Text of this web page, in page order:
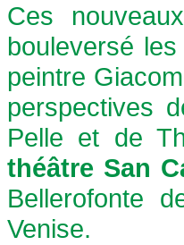
Ces
bouleversé
peintre
perspectives
Pelle et de
théâtre San
Bellerofonte
Venise.